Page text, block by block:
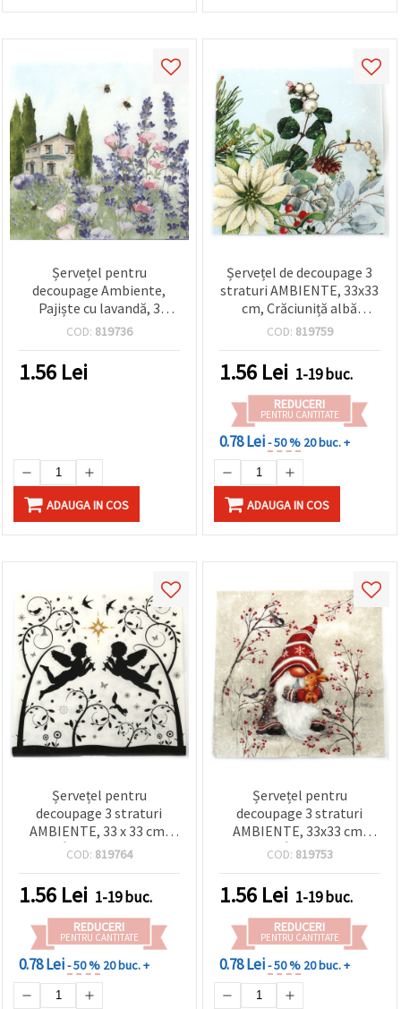
Șervețel pentru
decoupage Ambiente,
Pajiște cu lavandă, 3
straturi, 33 x 33 cm - 1
COD: 819736
1.56 Lei
ADAUGA IN COS
Șervețel de decoupage 3
straturi AMBIENTE, 33x33
cm, Crăciuniță albă
(Poinsettia) - 1 bucată
COD: 819759
1.56 Lei 1-19 buc.
REDUCERI
PENTRU CANTITATE
0.78 Lei- 50 % 20 buc. +
ADAUGA IN COS
Șervețel pentru
decoupage 3 straturi
AMBIENTE, 33 x 33 cm,
model Îngeri zburători - 1
COD: 819764
1.56 Lei 1-19 buc.
REDUCERI
PENTRU CANTITATE
0.78 Lei- 50 % 20 buc. +
Șervețel pentru
decoupage 3 straturi
AMBIENTE, 33x33 cm,
model „Îmbrățișarea
COD: 819753
1.56 Lei 1-19 buc.
REDUCERI
PENTRU CANTITATE
0.78 Lei- 50 % 20 buc. +